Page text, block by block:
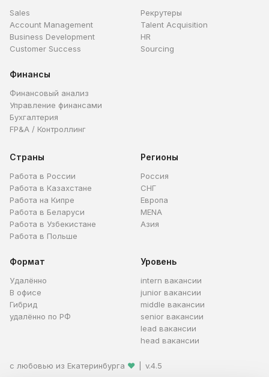
Sales
Account Management
Business Development
Customer Success
Рекрутеры
Talent Acquisition
HR
Sourcing
Финансы
Финансовый анализ
Управление финансами
Бухгалтерия
FP&A / Контроллинг
Страны
Работа в России
Работа в Казахстане
Работа на Кипре
Работа в Беларуси
Работа в Узбекистане
Работа в Польше
Регионы
Россия
СНГ
Европа
MENA
Азия
Формат
Удалённо
В офисе
Гибрид
удалённо по РФ
Уровень
intern вакансии
junior вакансии
middle вакансии
senior вакансии
lead вакансии
head вакансии
с любовью из Екатеринбурга ❤
v.4.5